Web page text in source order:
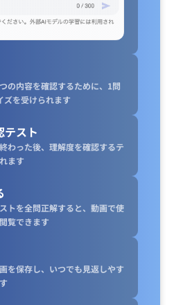
の内容を確認するために、1問
ズを受けられます
テスト
わった後、理解度を確認するテ
ます
トを全問正解すると、動画で使
覧できます
を保存し、いつでも見返しやす